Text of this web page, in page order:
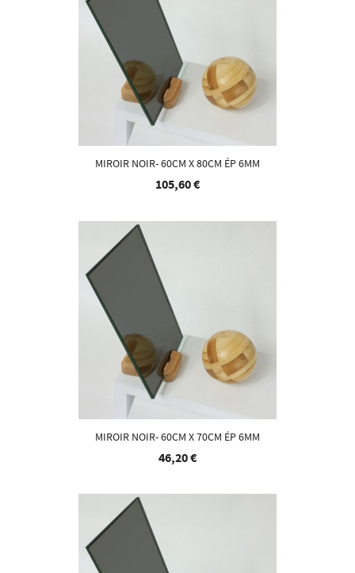
MIROIR NOIR- 60CM X 80CM ÉP 6MM
105,60 €
MIROIR NOIR- 60CM X 70CM ÉP 6MM
46,20 €